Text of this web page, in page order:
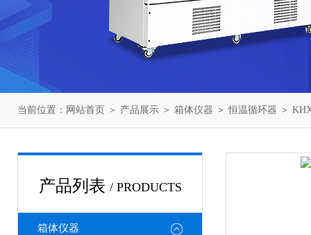
当前位置： 网站首页 ＞ 产品展示 ＞ 箱体仪器 ＞恒温循环器 ＞
产品列表 / PRODUCTS
箱体仪器